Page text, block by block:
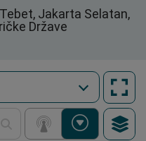
Jakarta Selatan,
Države